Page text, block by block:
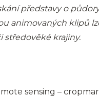
představy o
animovaných klipů
středověké krajiny.
sensing –